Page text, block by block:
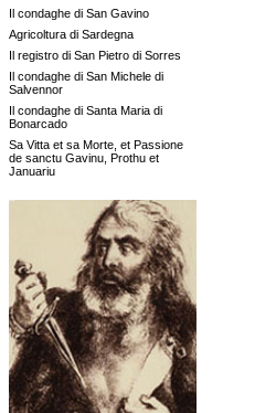
Il condaghe di San Gavino
Agricoltura di Sardegna
Il registro di San Pietro di Sorres
Il condaghe di San Michele di
Salvennor
Il condaghe di Santa Maria di
Bonarcado
Sa Vitta et sa Morte, et Passione
de sanctu Gavinu, Prothu et
Januariu